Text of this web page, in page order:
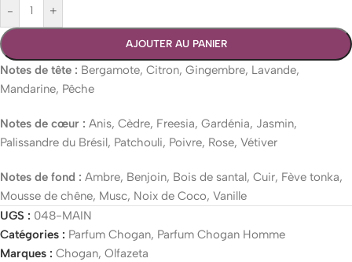
- +
AJOUTER AU PANIER
Notes de tête : Bergamote, Citron, Gingembre, Lavande,
Mandarine, Pêche
Notes de cœur : Anis, Cèdre, Freesia, Gardénia, Jasmin,
Palissandre du Brésil, Patchouli, Poivre, Rose, Vétiver
Notes de fond : Ambre, Benjoin, Bois de santal, Cuir, Fève tonka,
Mousse de chêne, Musc, Noix de Coco, Vanille
UGS : 048-MAIN
Catégories : Parfum Chogan, Parfum Chogan Homme
Marques : Chogan, Olfazeta